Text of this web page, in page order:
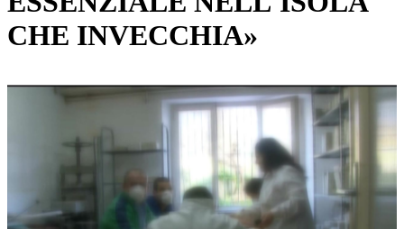
CHE INVECCHIA»